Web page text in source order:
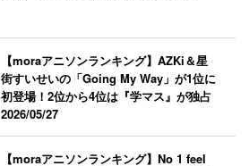
【moraアニソンランキング】AZKi＆星
街すいせいの「Going My Way」が1位に
初登場！2位から4位は『学マス』が独占
2026/05/27
【moraアニソンランキング】No 1 feel